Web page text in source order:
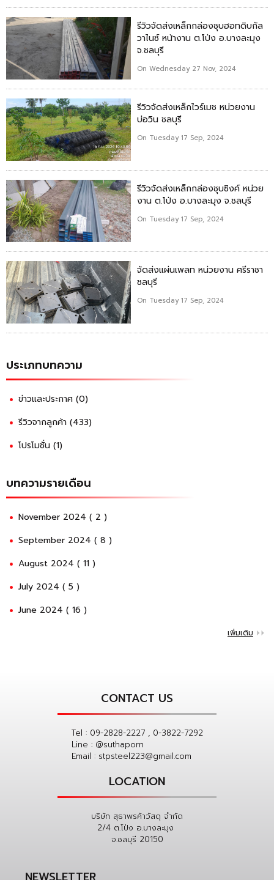
รีวิวจัดส่งเหล็กกล่องชุบฮอทดิบกัล
วาไนซ์ หน้างาน ต.โป่ง อ.บางละมุง
จ.ชลบุรี
On Wednesday 27 Nov, 2024
รีวิวจัดส่งเหล็กไวร์เมช หน่วยงาน
บ่อวิน ชลบุรี
On Tuesday 17 Sep, 2024
รีวิวจัดส่งเหล็กกล่องชุบซิงค์ หน่วย
งาน ต.โป่ง อ.บางละมุง จ.ชลบุรี
On Tuesday 17 Sep, 2024
จัดส่งแผ่นเพลท หน่วยงาน ศรีราชา
ชลบุรี
On Tuesday 17 Sep, 2024
ประเภทบทความ
ข่าวและประกาศ (0)
รีวิวจากลูกค้า (433)
โปรโมชั่น (1)
บทความรายเดือน
November 2024 ( 2 )
September 2024 ( 8 )
August 2024 ( 11 )
July 2024 ( 5 )
June 2024 ( 16 )
เพิ่มเติม
CONTACT US
Tel : 09-2828-2227 , 0-3822-7292
Line : @suthaporn
Email : stpsteel223@gmail.com
LOCATION
บริษัท สุธาพรค้าวัสดุ จำกัด
2/4 ต.โป่ง อ.บางละมุง
จ.ชลบุรี 20150